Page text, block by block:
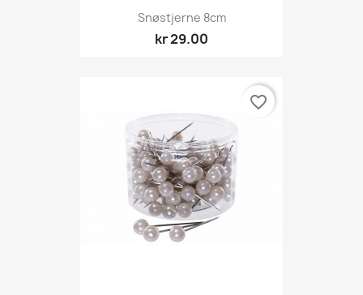
Snøstjerne 8cm
kr 29.00
favorite_border